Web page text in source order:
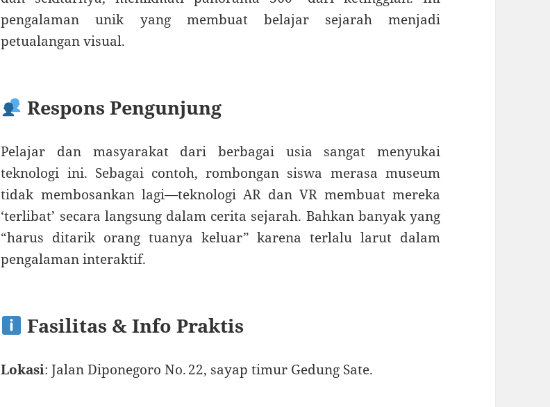
pengalaman unik yang membuat belajar sejarah menjadi
petualangan visual.
Respons Pengunjung
Pelajar dan masyarakat dari berbagai usia sangat menyukai
teknologi ini. Sebagai contoh, rombongan siswa merasa museum
tidak membosankan lagi—teknologi AR dan VR membuat mereka
‘terlibat’ secara langsung dalam cerita sejarah. Bahkan banyak yang
“harus ditarik orang tuanya keluar” karena terlalu larut dalam
pengalaman interaktif.
Fasilitas & Info Praktis
Lokasi: Jalan Diponegoro No. 22, sayap timur Gedung Sate.